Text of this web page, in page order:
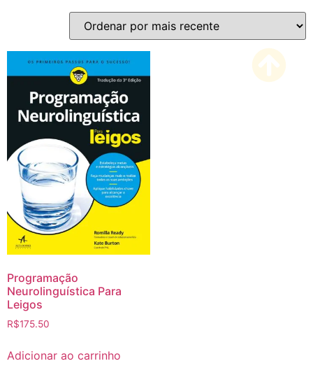
Programação
Neurolinguística Para
Leigos
R$175.50
Adicionar ao carrinho